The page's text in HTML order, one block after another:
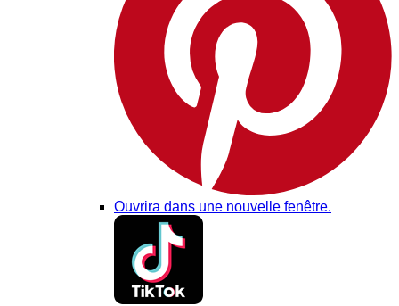
Ouvrira dans une nouvelle fenêtre.